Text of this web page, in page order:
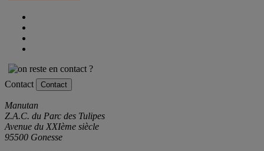
Contact Contact
Manutan
Z.A.C. du Parc des Tulipes
Avenue du XXIème siècle
95500 Gonesse